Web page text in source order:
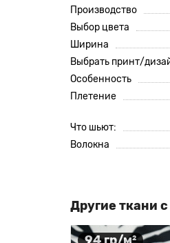
Производство
Выбор цвета
Ширина
Выбрать принт/
Особенность
Плетение
Что шьют:
Волокна
Другие ткани
94 гр/м²